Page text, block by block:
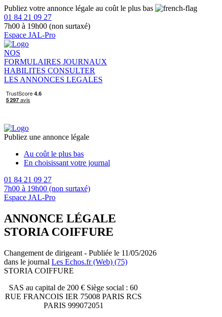
Publiez votre annonce légale au coût le plus bas
01 84 21 09 27
7h00 à 19h00 (non surtaxé)
Espace JAL-Pro
NOS
FORMULAIRES JOURNAUX
HABILITES CONSULTER
LES ANNONCES LEGALES
Publiez une annonce légale
Au coût le plus bas
En choisissant votre journal
01 84 21 09 27
7h00 à 19h00 (non surtaxé)
Espace JAL-Pro
ANNONCE LÉGALE
STORIA COIFFURE
Changement de dirigeant - Publiée le 11/05/2026
dans le journal Les Echos.fr (Web) (75)
STORIA COIFFURE
SAS au capital de 200 € Siège social : 60
RUE FRANCOIS IER 75008 PARIS RCS
PARIS 999072051